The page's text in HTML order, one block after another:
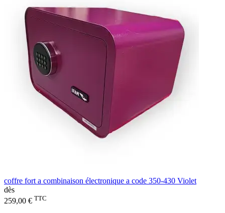
coffre fort a combinaison électronique a code 350-430 Violet
dès
259,00 € TTC